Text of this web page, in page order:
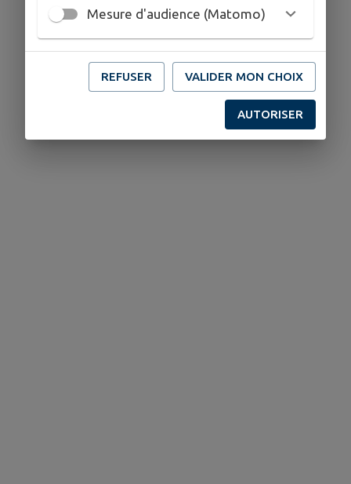
Mesure d'audience (Matomo)
REFUSER VALIDER MON CHOIX
AUTORISER